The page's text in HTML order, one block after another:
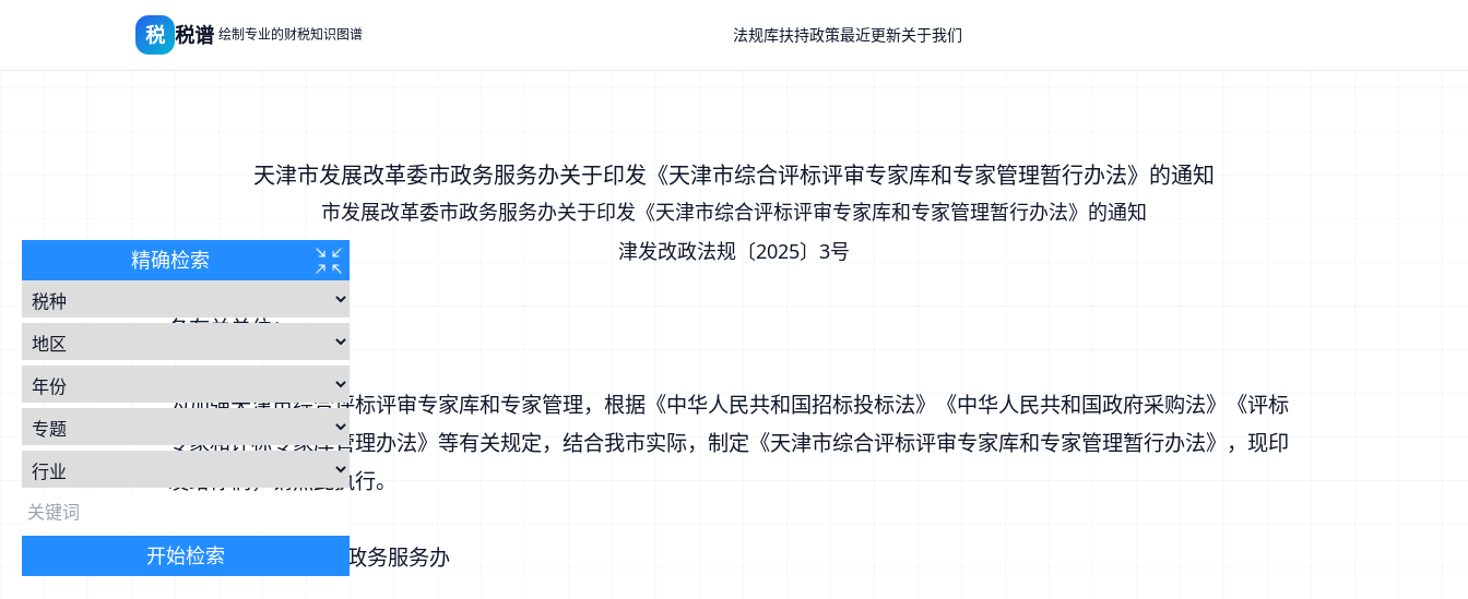
税 税谱 绘制专业的财税知识图谱 法规库扶持政策最近更新关于我们
天津市发展改革委市政务服务办关于印发《天津市综合评标评审专家库和专家管理暂行办法》的通知
市发展改革委市政务服务办关于印发《天津市综合评标评审专家库和专家管理暂行办法》的通知
津发改政法规〔2025〕3号
各有关单位：
为加强天津市综合评标评审专家库和专家管理，根据《中华人民共和国招标投标法》《中华人民共和国政府采购法》《评标
专家和评标专家库管理办法》等有关规定，结合我市实际，制定《天津市综合评标评审专家库和专家管理暂行办法》，现印
发给你们，请照此执行。
市发展改革委 市政务服务办
精确检索
开始检索